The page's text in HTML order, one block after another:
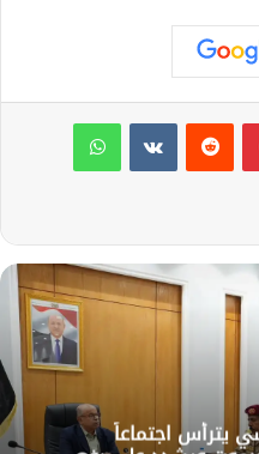
بينتيريست
واتساب
يترأس اجتماعاً